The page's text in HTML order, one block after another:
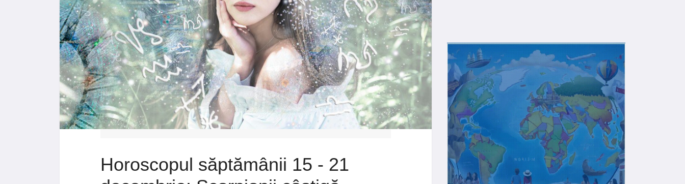
Horoscopul săptămânii 15 - 21